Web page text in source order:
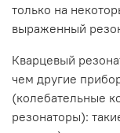
только на
выраженный
Кварцевый
чем другие
(колебательные
резонаторы):